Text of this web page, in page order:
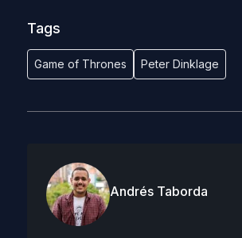
Tags
Game of Thrones Peter Dinklage
Andrés Taborda